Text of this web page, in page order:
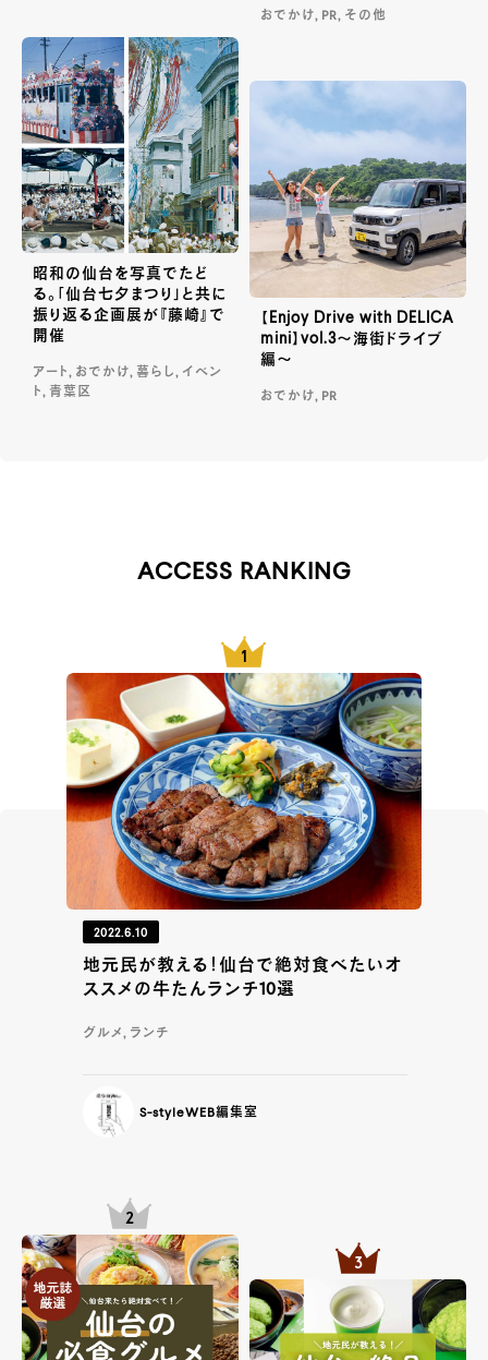
おでかけ, PR, その他
昭和の仙台を写真でたど
る。「仙台七夕まつり」と共に
振り返る企画展が『藤崎』で
開催
アート, おでかけ, 暮らし, イベン
ト, 青葉区
【Enjoy Drive with DELICA
mini】vol.3～海街ドライブ
編～
おでかけ, PR
ACCESS RANKING
2022.6.10
地元民が教える！仙台で絶対食べたいオ
ススメの牛たんランチ10選
グルメ, ランチ
S-styleWEB編集室